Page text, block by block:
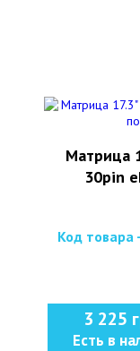
Матрица
30pin
Код товара
3 225
Есть в